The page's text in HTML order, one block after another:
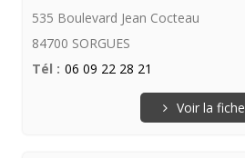
535 Boulevard Jean Cocteau
84700 SORGUES
Tél : 06 09 22 28 21
Voir la fiche